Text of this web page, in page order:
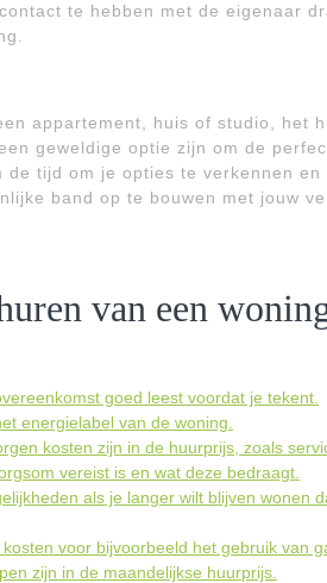
te hebben met de eigenaar
appartement, huis of studio, het
geweldige optie zijn om de
de tijd om je opties te verkennen
band op te bouwen met jouw
van een
goed leest voordat je tekent.
energielabel van de woning.
kosten zijn in de huurprijs, zoals
vereist is en wat deze bedraagt.
als je langer wilt blijven wonen
voor bijvoorbeeld het gebruik van
zijn in de maandelijkse huurprijs.